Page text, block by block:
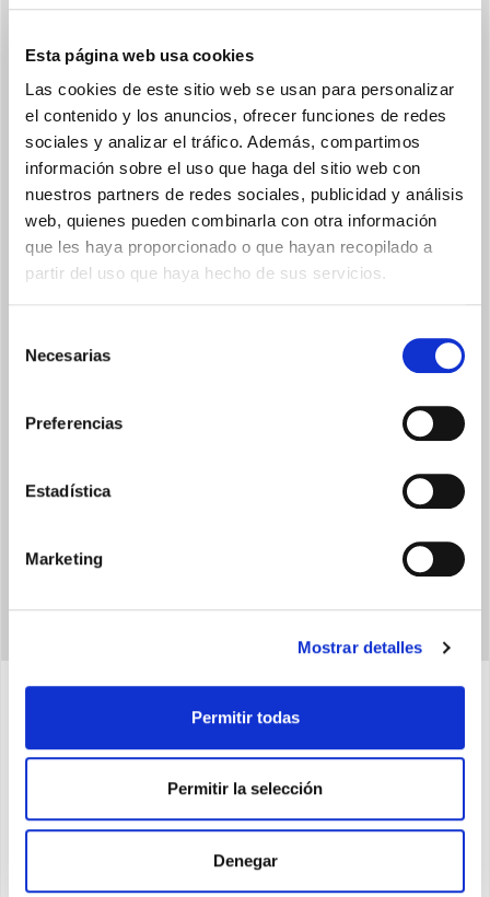
Esta página web usa cookies
Las cookies de este sitio web se usan para personalizar
el contenido y los anuncios, ofrecer funciones de redes
sociales y analizar el tráfico. Además, compartimos
información sobre el uso que haga del sitio web con
nuestros partners de redes sociales, publicidad y análisis
web, quienes pueden combinarla con otra información
que les haya proporcionado o que hayan recopilado a
partir del uso que haya hecho de sus servicios.
Necesarias
Preferencias
Estadística
Marketing
Mostrar detalles
Permitir todas
Permitir la selección
Denegar
DOBLE GESTIÓN
Posibilidad de gestionar los terminales tanto en modo
bluetooth como en modo Wi-Fi.
Conexión remota (fuera de casa) a través de Cloud, esté donde
Características
Posibilidad de gestionar y configuraruno o más